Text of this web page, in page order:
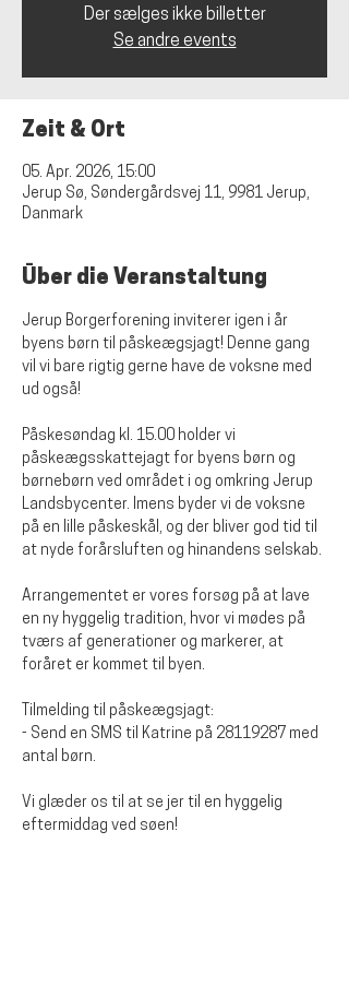
Der sælges ikke billetter
Se andre events
Zeit & Ort
05. Apr. 2026, 15:00
Jerup Sø, Søndergårdsvej 11, 9981 Jerup,
Danmark
Über die Veranstaltung
Jerup Borgerforening inviterer igen i år
byens børn til påskeægsjagt! Denne gang
vil vi bare rigtig gerne have de voksne med
ud også!
Påskesøndag kl. 15.00 holder vi
påskeægsskattejagt for byens børn og
børnebørn ved området i og omkring Jerup
Landsbycenter. Imens byder vi de voksne
på en lille påskeskål, og der bliver god tid til
at nyde forårsluften og hinandens selskab.
Arrangementet er vores forsøg på at lave
en ny hyggelig tradition, hvor vi mødes på
tværs af generationer og markerer, at
foråret er kommet til byen.
Tilmelding til påskeægsjagt:
- Send en SMS til Katrine på 28119287 med
antal børn.
Vi glæder os til at se jer til en hyggelig
eftermiddag ved søen!